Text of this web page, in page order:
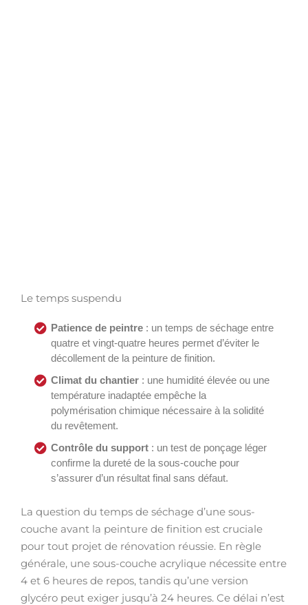
Le temps suspendu
Patience de peintre : un temps de séchage entre
quatre et vingt-quatre heures permet d’éviter le
décollement de la peinture de finition.
Climat du chantier : une humidité élevée ou une
température inadaptée empêche la
polymérisation chimique nécessaire à la solidité
du revêtement.
Contrôle du support : un test de ponçage léger
confirme la dureté de la sous-couche pour
s’assurer d’un résultat final sans défaut.
La question du temps de séchage d’une sous-
couche avant la peinture de finition est cruciale
pour tout projet de rénovation réussie. En règle
générale, une sous-couche acrylique nécessite entre
4 et 6 heures de repos, tandis qu’une version
glycéro peut exiger jusqu’à 24 heures. Ce délai n’est